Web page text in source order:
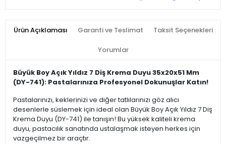
Ürün Açıklaması Garanti ve Teslimat Taksit Seçenekleri
Yorumlar
Büyük Boy Açık Yıldız 7 Diş Krema Duyu 35x20x51 Mm
(DY-741): Pastalarınıza Profesyonel Dokunuşlar Katın!
Pastalarınızı, keklerinizi ve diğer tatlılarınızı göz alıcı
desenlerle süslemek için ideal olan Büyük Boy Açık Yıldız 7 Diş
Krema Duyu (DY-741) ile tanışın! Bu yüksek kaliteli krema
duyu, pastacılık sanatında ustalaşmak isteyen herkes için
vazgeçilmez bir araçtır.